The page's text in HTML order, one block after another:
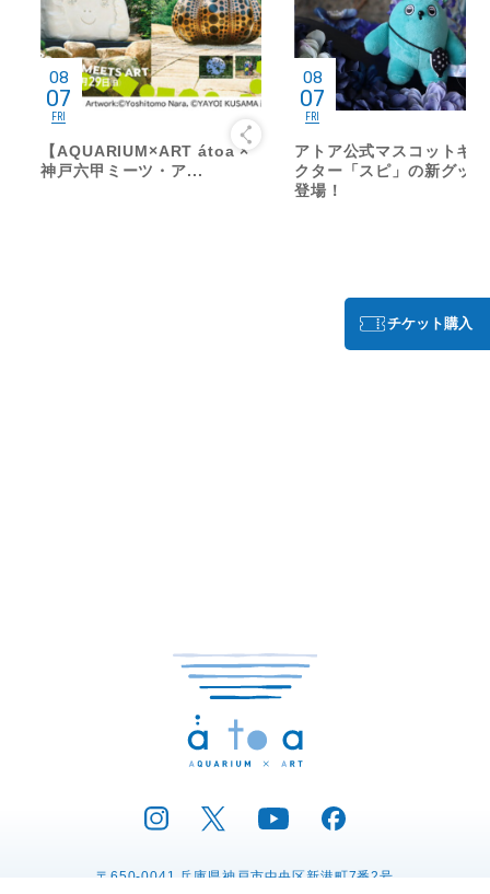
08
07
FRI
【AQUARIUM×ART átoa ×
神戸六甲ミーツ・ア...
08
07
FRI
アトア公式マスコットキ
クター「スピ」の新グッ
登場！
チケット購入
〒650-0041 兵庫県神戸市中央区新港町7番2号